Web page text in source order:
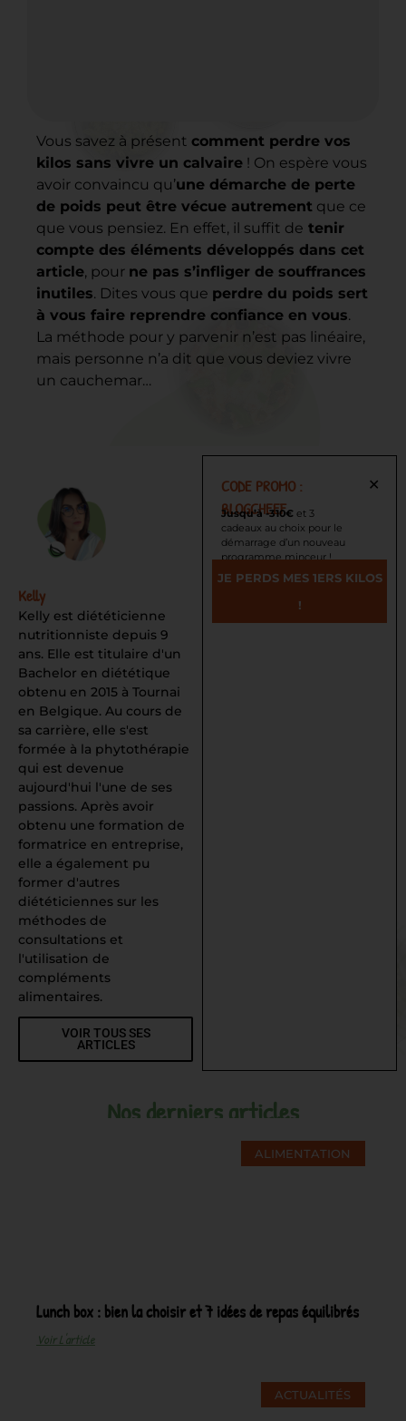
Vous savez à présent comment perdre vos
kilos sans vivre un calvaire ! On espère vous
avoir convaincu qu’une démarche de perte
de poids peut être vécue autrement que ce
que vous pensiez. En effet, il suffit de tenir
compte des éléments développés dans cet
article, pour ne pas s’infliger de souffrances
inutiles. Dites vous que perdre du poids sert
à vous faire reprendre confiance en vous.
La méthode pour y parvenir n’est pas linéaire,
mais personne n’a dit que vous deviez vivre
un cauchemar…
Kelly
Kelly est diététicienne
nutritionniste depuis 9
ans. Elle est titulaire d'un
Bachelor en diététique
obtenu en 2015 à Tournai
en Belgique. Au cours de
sa carrière, elle s'est
formée à la phytothérapie
qui est devenue
aujourd'hui l'une de ses
passions. Après avoir
obtenu une formation de
formatrice en entreprise,
elle a également pu
former d'autres
diététiciennes sur les
méthodes de
consultations et
l'utilisation de
compléments
alimentaires.
VOIR TOUS SES
ARTICLES
CODE PROMO :
BLOGCHEEF
Jusqu’à -310€ et 3
cadeaux au choix pour le
démarrage d’un nouveau
programme minceur !
✕
JE PERDS MES 1ERS KILOS
!
Nos derniers articles
ALIMENTATION
Lunch box : bien la choisir et 7 idées de repas équilibrés
Voir L'article
ACTUALITÉS